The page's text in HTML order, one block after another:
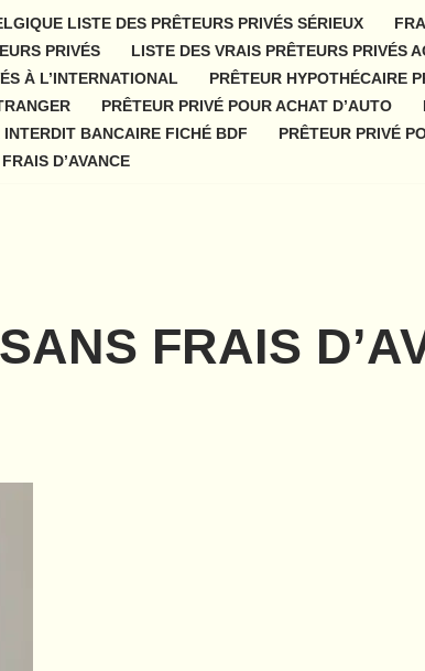
LISTE DES PRÊTEURS PRIVÉS SÉRIEUX
PRIVÉS
LISTE DES VRAIS PRÊTEURS PRIVÉS
À L’INTERNATIONAL
PRÊTEUR HYPOTHÉCAIRE
PRÊTEUR PRIVÉ POUR ACHAT D’AUTO
INTERDIT BANCAIRE FICHÉ BDF
PRÊTEUR PRIVÉ
D’AVANCE
FRAIS